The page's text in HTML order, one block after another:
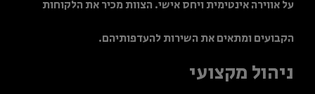
על אווירה אינטימית ויחס אישי. הצוות מכיר את הלקוחות
הקבועים ומתאים את השירות להעדפותיהם.
ניהול מקצועי